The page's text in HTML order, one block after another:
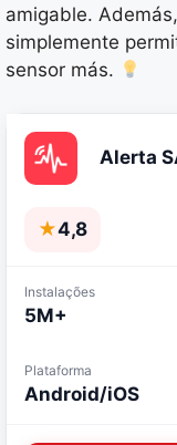
amigable.
simplemente
sensor más.
Alerta
★4,8
Instalações
5M+
Plataforma
Android/iOS